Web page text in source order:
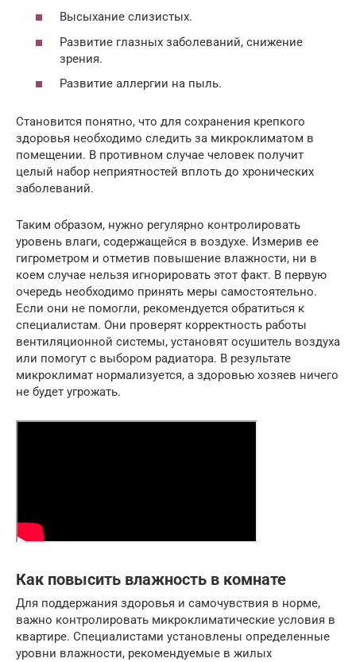
Высыхание слизистых.
Развитие глазных заболеваний, снижение
зрения.
Развитие аллергии на пыль.
Становится понятно, что для сохранения крепкого
здоровья необходимо следить за микроклиматом в
помещении. В противном случае человек получит
целый набор неприятностей вплоть до хронических
заболеваний.
Таким образом, нужно регулярно контролировать
уровень влаги, содержащейся в воздухе. Измерив ее
гигрометром и отметив повышение влажности, ни в
коем случае нельзя игнорировать этот факт. В первую
очередь необходимо принять меры самостоятельно.
Если они не помогли, рекомендуется обратиться к
специалистам. Они проверят корректность работы
вентиляционной системы, установят осушитель воздуха
или помогут с выбором радиатора. В результате
микроклимат нормализуется, а здоровью хозяев ничего
не будет угрожать.
Как повысить влажность в комнате
Для поддержания здоровья и самочувствия в норме,
важно контролировать микроклиматические условия в
квартире. Специалистами установлены определенные
уровни влажности, рекомендуемые в жилых